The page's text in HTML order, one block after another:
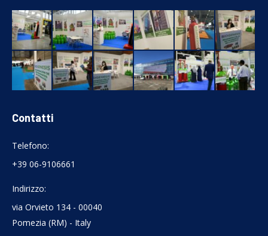
Contatti
Telefono:
+39 06-9106661
Indirizzo:
via Orvieto 134 - 00040
Pomezia (RM) - Italy